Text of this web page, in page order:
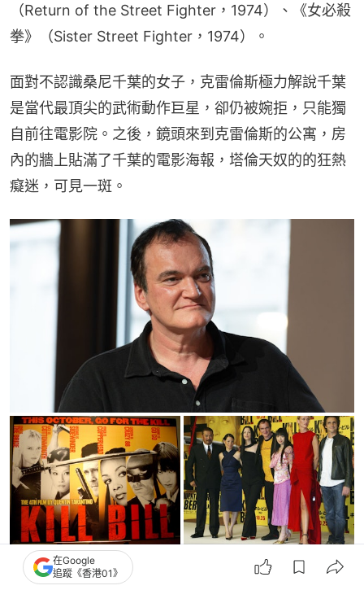
（Return of the Street Fighter，1974）、《女必殺
拳》（Sister Street Fighter，1974）。
面對不認識桑尼千葉的女子，克雷倫斯極力解說千葉
是當代最頂尖的武術動作巨星，卻仍被婉拒，只能獨
自前往電影院。之後，鏡頭來到克雷倫斯的公寓，房
內的牆上貼滿了千葉的電影海報，塔倫天奴的的狂熱
癡迷，可見一斑。
然而以美國的標準而言，《激突！殺人拳》的暴力程
在Google
追蹤《香港01》